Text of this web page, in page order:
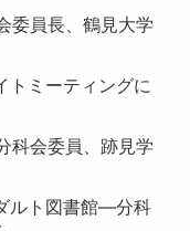
委員長、鶴見大学
ミーティングに
科会委員、跡見学
ルト図書館―分科